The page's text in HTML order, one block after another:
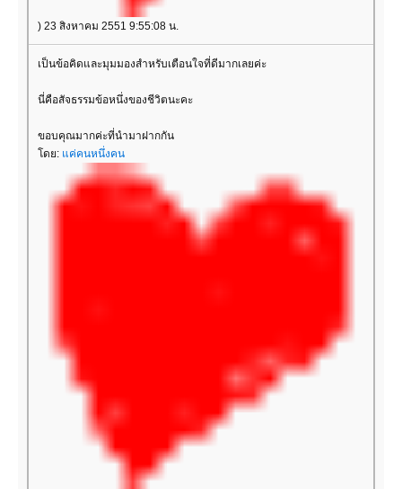
) 23 สิงหาคม 2551 9:55:08 น.
เป็นข้อคิดและมุมมองสำหรับเตือนใจที่ดีมากเลยค่ะ
นี่คือสัจธรรมข้อหนึ่งของชีวิตนะคะ
ขอบคุณมากค่ะที่นำมาฝากกัน
ดย: ค่คนหนึ่งคน